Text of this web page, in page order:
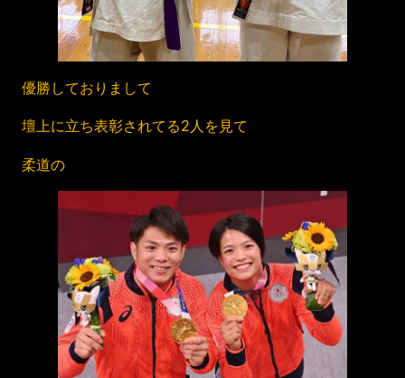
優勝しておりまして
壇上に立ち表彰されてる2人を見て
柔道の